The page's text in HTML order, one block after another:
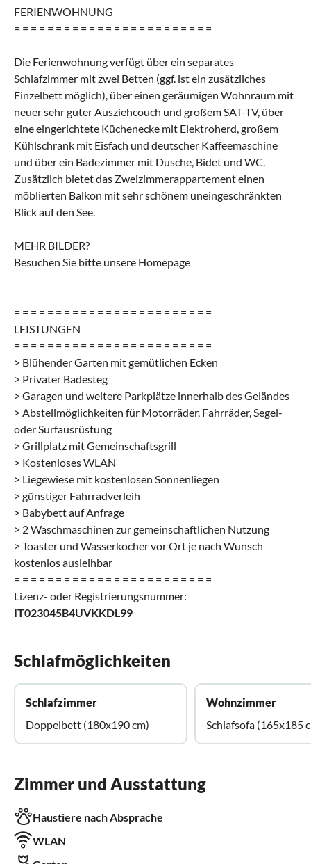
FERIENWOHNUNG
= = = = = = = = = = = = = = = = = = = = = = = =
Die Ferienwohnung verfügt über ein separates
Schlafzimmer mit zwei Betten (ggf. ist ein zusätzliches
Einzelbett möglich), über einen geräumigen Wohnraum mit
neuer sehr guter Ausziehcouch und großem SAT-TV, über
eine eingerichtete Küchenecke mit Elektroherd, großem
Kühlschrank mit Eisfach und deutscher Kaffeemaschine
und über ein Badezimmer mit Dusche, Bidet und WC.
Zusätzlich bietet das Zweizimmerappartement einen
möblierten Balkon mit sehr schönem uneingeschränkten
Blick auf den See.
MEHR BILDER?
Besuchen Sie bitte unsere Homepage
= = = = = = = = = = = = = = = = = = = = = = = =
LEISTUNGEN
= = = = = = = = = = = = = = = = = = = = = = = =
> Blühender Garten mit gemütlichen Ecken
> Privater Badesteg
> Garagen und weitere Parkplätze innerhalb des Geländes
> Abstellmöglichkeiten für Motorräder, Fahrräder, Segel-
oder Surfausrüstung
> Grillplatz mit Gemeinschaftsgrill
> Kostenloses WLAN
> Liegewiese mit kostenlosen Sonnenliegen
> günstiger Fahrradverleih
> Babybett auf Anfrage
> 2 Waschmaschinen zur gemeinschaftlichen Nutzung
> Toaster und Wasserkocher vor Ort je nach Wunsch
kostenlos ausleihbar
= = = = = = = = = = = = = = = = = = = = = = = =
Lizenz- oder Registrierungsnummer:
IT023045B4UVKKDL99
Schlafmöglichkeiten
Schlafzimmer
Doppelbett (180x190 cm)
Wohnzimmer
Schlafsofa (165x185
Zimmer und Ausstattung
Haustiere nach Absprache
WLAN